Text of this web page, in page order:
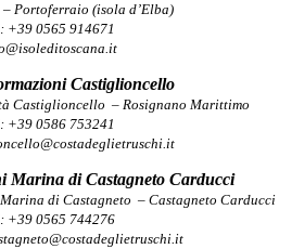
– Portoferraio (isola d’Elba)
+39 0565 914671
Castiglioncello
Castiglioncello – Rosignano Marittimo
+39 0586 753241
Marina di Castagneto Carducci
di Castagneto – Castagneto Carducci
+39 0565 744276